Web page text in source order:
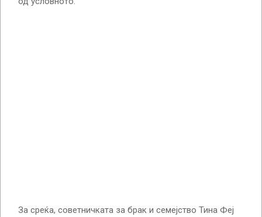
За среќа, советничката за брак и семејство Тина Феј